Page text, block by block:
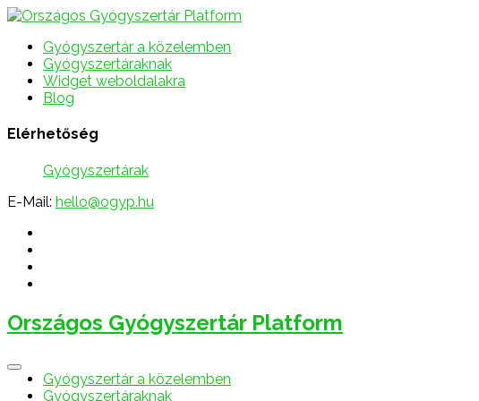
Gyógyszertár a közelemben
Gyógyszertáraknak
Widget weboldalakra
Blog
Elérhetőség
Gyógyszertárak
E-Mail: hello@ogyp.hu
Országos Gyógyszertár Platform
Gyógyszertár a közelemben
Gyógyszertáraknak